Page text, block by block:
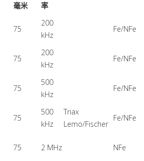
毫米
率
75
200
kHz
Triax
Lemo/Fischer
Fe/NFe
75
200
kHz
Fe/NFe
75
500
kHz
Fe/NFe
75
500
kHz
Fe/NFe
75 2 MHz NFe